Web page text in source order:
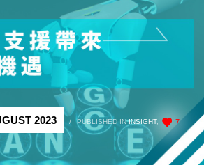
7
2023 / PUBLISHED ININSIGHT,